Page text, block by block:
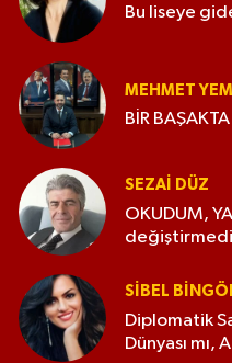
Bu liseye
MEHMET
BİR
SEZAI DÜZ
OKUDUM,
SIBEL
Diplomatik
Dünyası mı,